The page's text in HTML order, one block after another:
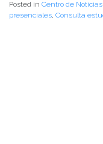
Posted in Centro de Noticias
presenciales, Consulta